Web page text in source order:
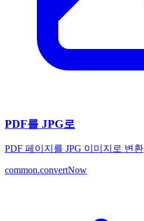
PDF를 JPG로
PDF 페이지를 JPG 이미지로 변환
common.convertNow